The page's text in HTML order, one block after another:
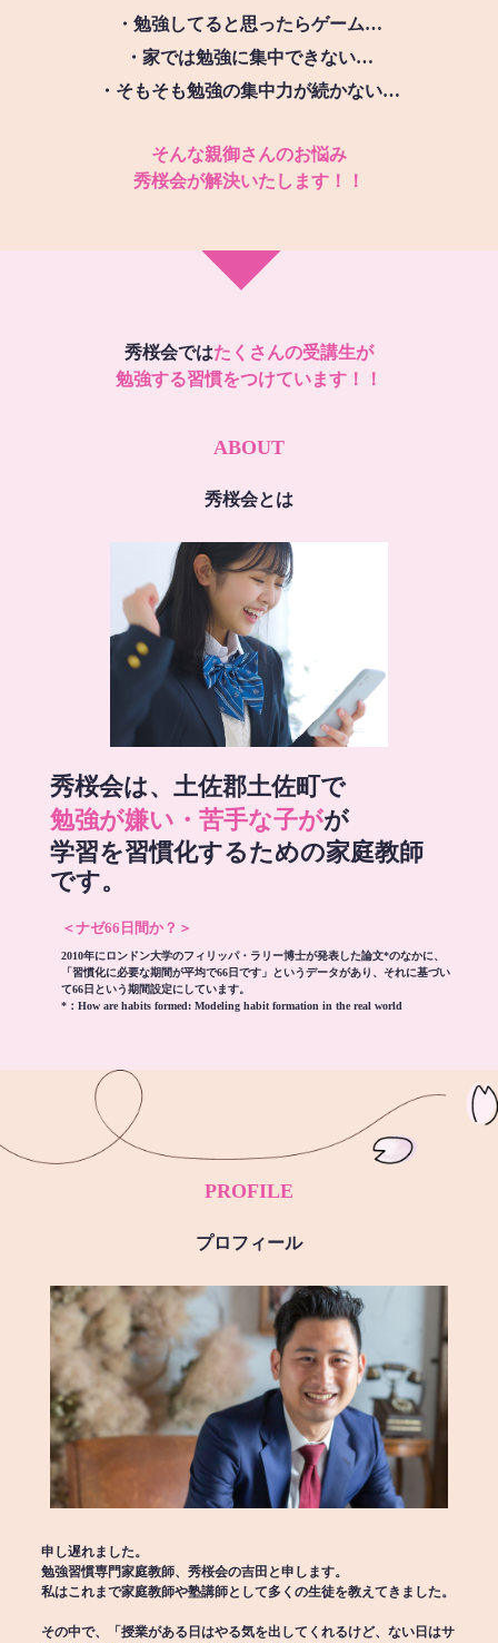
・勉強してると思ったらゲーム…
・家では勉強に集中できない…
・そもそも勉強の集中力が続かない…
そんな親御さんのお悩み
秀桜会が解決いたします！！
秀桜会ではたくさんの受講生が
勉強する習慣をつけています！！
ABOUT
秀桜会とは
秀桜会は、土佐郡土佐町で
勉強が嫌い・苦手な子がが
学習を習慣化するための家庭教師
です。
＜ナゼ66日間か？＞
2010年にロンドン大学のフィリッパ・ラリー博士が発表した論文*のなかに、
「習慣化に必要な期間が平均で66日です」というデータがあり、それに基づい
て66日という期間設定にしています。
*： How are habits formed: Modeling habit formation in the real world
PROFILE
プロフィール
申し遅れました。
勉強習慣専門家庭教師、秀桜会の吉田と申します。
私はこれまで家庭教師や塾講師として多くの生徒を教えてきました。
その中で、「授業がある日はやる気を出してくれるけど、ない日はサ